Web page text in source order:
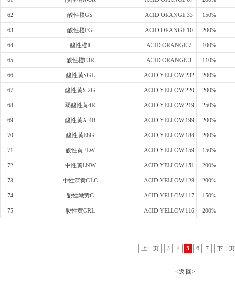
62 酸性橙GS ACID ORANGE 33 150%
63 酸性橙EG ACID ORANGE 10 200%
64 酸性橙Ⅱ ACID ORANGE 7 100%
65 酸性橙E3R ACID ORANGE 3 110%
66 酸性黄SGL ACID YELLOW 232 200%
67 酸性黄S-2G ACID YELLOW 220 200%
68 弱酸性黄4R ACID YELLOW 219 250%
69 酸性黄A-4R ACID YELLOW 199 200%
70 酸性黄E8G ACID YELLOW 184 200%
71 酸性黄FLW ACID YELLOW 159 150%
72 中性黄LNW ACID YELLOW 151 200%
73 中性深黄GLG ACID YELLOW 128 200%
74 酸性嫩黄G ACID YELLOW 117 150%
75 酸性黄GRL ACID YELLOW 116 200%
上一页 3 4 5 6 7 下一页
<返 回>